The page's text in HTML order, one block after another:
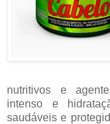
nutritivos e
intenso e
saudáveis e